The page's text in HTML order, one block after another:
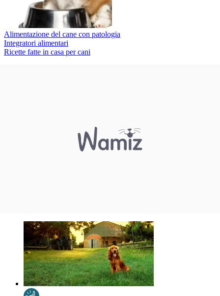
Alimentazione del cane con patologia
Integratori alimentari
Ricette fatte in casa per cani